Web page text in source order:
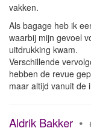
vakken.
Als bagage heb ik
waarbij mijn gevoel
uitdrukking kwam.
Verschillende
hebben de revue
maar altijd vanuit de
Aldrik Bakker •